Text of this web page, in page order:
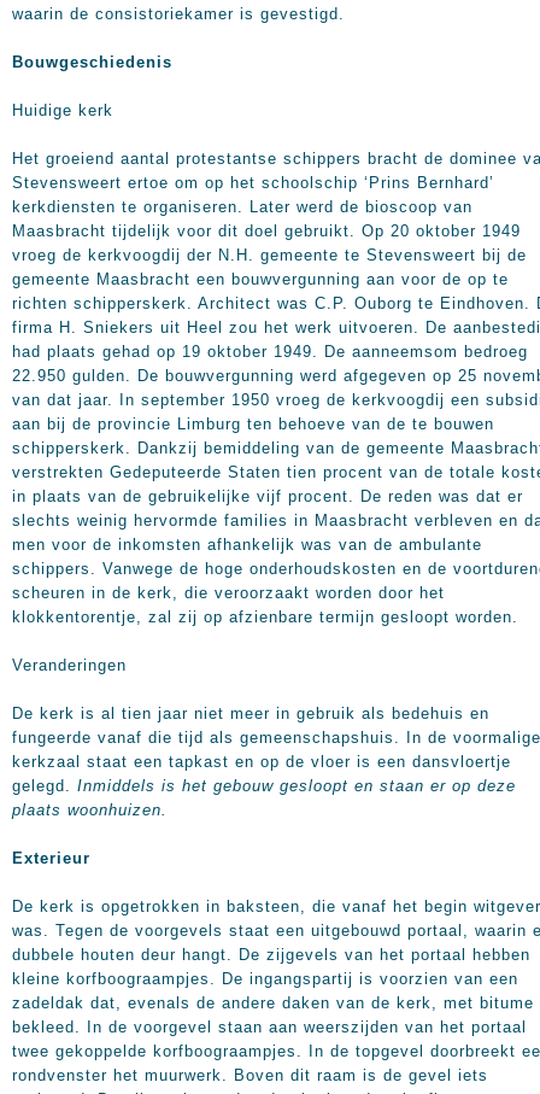
waarin de consistoriekamer is gevestigd.
Bouwgeschiedenis
Huidige kerk
Het groeiend aantal protestantse schippers bracht de dominee
Stevensweert ertoe om op het schoolschip ‘Prins Bernhard’
kerkdiensten te organiseren. Later werd de bioscoop van
Maasbracht tijdelijk voor dit doel gebruikt. Op 20 oktober 1949
vroeg de kerkvoogdij der N.H. gemeente te Stevensweert bij de
gemeente Maasbracht een bouwvergunning aan voor de op te
richten schipperskerk. Architect was C.P. Ouborg te Eindhoven.
firma H. Sniekers uit Heel zou het werk uitvoeren. De
had plaats gehad op 19 oktober 1949. De aanneemsom bedroeg
22.950 gulden. De bouwvergunning werd afgegeven op 25
van dat jaar. In september 1950 vroeg de kerkvoogdij een
aan bij de provincie Limburg ten behoeve van de te bouwen
schipperskerk. Dankzij bemiddeling van de gemeente
verstrekten Gedeputeerde Staten tien procent van de totale
in plaats van de gebruikelijke vijf procent. De reden was dat er
slechts weinig hervormde families in Maasbracht verbleven en
men voor de inkomsten afhankelijk was van de ambulante
schippers. Vanwege de hoge onderhoudskosten en de
scheuren in de kerk, die veroorzaakt worden door het
klokkentorentje, zal zij op afzienbare termijn gesloopt worden.
Veranderingen
De kerk is al tien jaar niet meer in gebruik als bedehuis en
fungeerde vanaf die tijd als gemeenschapshuis. In de voormalige
kerkzaal staat een tapkast en op de vloer is een dansvloertje
gelegd. Inmiddels is het gebouw gesloopt en staan er op deze
plaats woonhuizen.
Exterieur
De kerk is opgetrokken in baksteen, die vanaf het begin
was. Tegen de voorgevels staat een uitgebouwd portaal, waarin
dubbele houten deur hangt. De zijgevels van het portaal hebben
kleine korfboograampjes. De ingangspartij is voorzien van een
zadeldak dat, evenals de andere daken van de kerk, met bitume
bekleed. In de voorgevel staan aan weerszijden van het portaal
twee gekoppelde korfboograampjes. In de topgevel doorbreekt
rondvenster het muurwerk. Boven dit raam is de gevel iets